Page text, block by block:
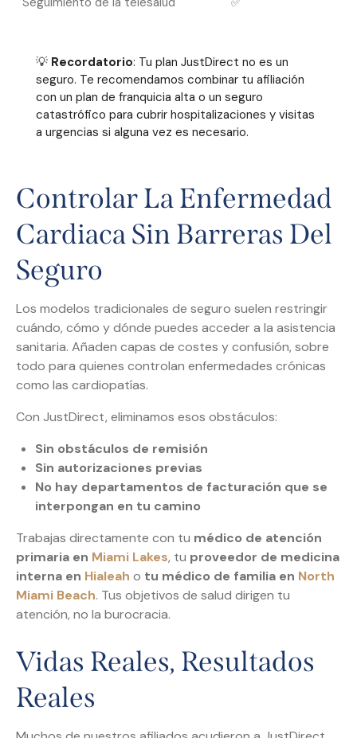
💡 Recordatorio: Tu plan JustDirect no es un
seguro. Te recomendamos combinar tu afiliación
con un plan de franquicia alta o un seguro
catastrófico para cubrir hospitalizaciones y visitas
a urgencias si alguna vez es necesario.
Controlar La Enfermedad
Cardiaca Sin Barreras Del
Seguro
Los modelos tradicionales de seguro suelen restringir
cuándo, cómo y dónde puedes acceder a la asistencia
sanitaria. Añaden capas de costes y confusión, sobre
todo para quienes controlan enfermedades crónicas
como las cardiopatías.
Con JustDirect, eliminamos esos obstáculos:
Sin obstáculos de remisión
Sin autorizaciones previas
No hay departamentos de facturación que se
interpongan en tu camino
Trabajas directamente con tu médico de atención
primaria en Miami Lakes, tu proveedor de medicina
interna en Hialeah o tu médico de familia en North
Miami Beach. Tus objetivos de salud dirigen tu
atención, no la burocracia.
Vidas Reales, Resultados
Reales